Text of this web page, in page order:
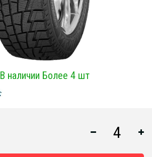
В наличии Более 4 шт